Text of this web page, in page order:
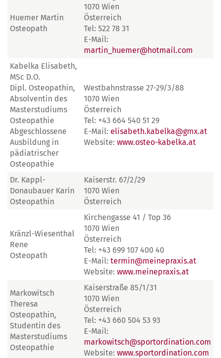
Huemer Martin
Osteopath
1070 Wien
Österreich
Tel: 522 78 31
E-Mail:
martin_huemer@hotmail.com
Kabelka Elisabeth,
MSc D.O.
Dipl. Osteopathin,
Absolventin des
Masterstudiums
Osteopathie
Abgeschlossene
Ausbildung in
pädiatrischer
Osteopathie
Westbahnstrasse 27-29/3/88
1070 Wien
Österreich
Tel: +43 664 540 51 29
E-Mail: elisabeth.kabelka@gmx.at
Website: www.osteo-kabelka.at
Dr. Kappl-
Donaubauer Karin
Osteopathin
Kaiserstr. 67/2/29
1070 Wien
Österreich
Kränzl-Wiesenthal
Rene
Osteopath
Kirchengasse 41 / Top 36
1070 Wien
Österreich
Tel: +43 699 107 400 40
E-Mail: termin@meinepraxis.at
Website: www.meinepraxis.at
Markowitsch
Theresa
Osteopathin,
Studentin des
Masterstudiums
Osteopathie
Kaiserstraße 85/1/31
1070 Wien
Österreich
Tel: +43 660 504 53 93
E-Mail:
markowitsch@sportordination.com
Website: www.sportordination.com